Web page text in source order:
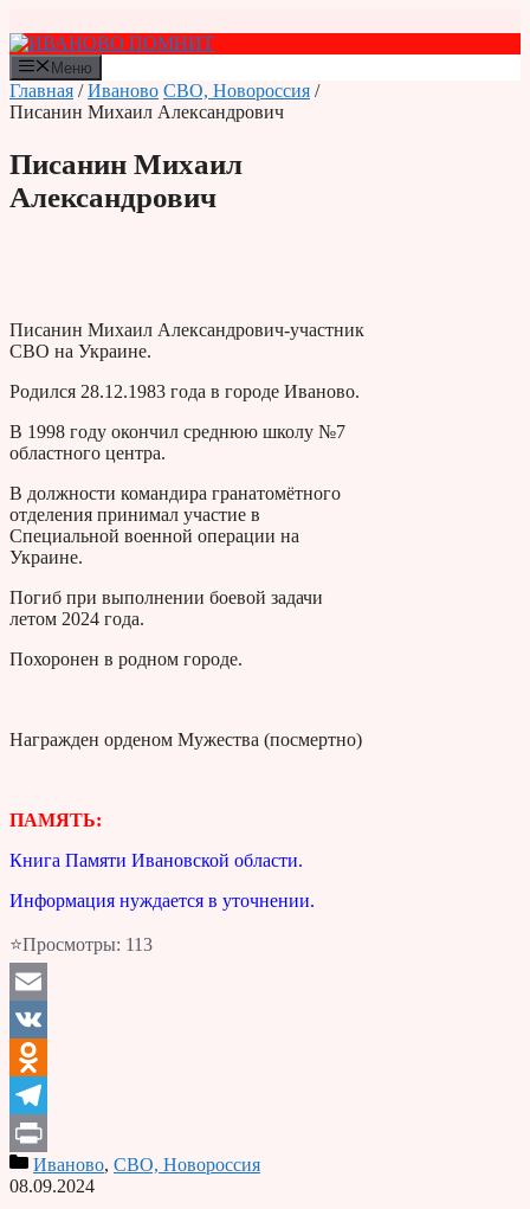
к
содержимому
Меню
Главная /Иваново СВО, Новороссия /
Писанин Михаил Александрович
Писанин Михаил
Александрович
Писанин Михаил Александрович-участник
СВО на Украине.
Родился 28.12.1983 года в городе Иваново.
В 1998 году окончил среднюю школу №7
областного центра.
В должности командира гранатомётного
отделения принимал участие в
Специальной военной операции на
Украине.
Погиб при выполнении боевой задачи
летом 2024 года.
Похоронен в родном городе.
Награжден орденом Мужества (посмертно)
ПАМЯТЬ:
Книга Памяти Ивановской области.
Информация нуждается в уточнении.
⭐Просмотры: 113
Email
VK
Odnoklassniki
Telegram
PrintИваново, СВО, Новороссия
08.09.2024